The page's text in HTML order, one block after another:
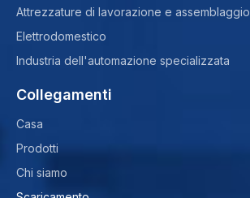
Attrezzature di lavorazione e assemblaggio
Elettrodomestico
Industria dell'automazione specializzata
Collegamenti
Casa
Prodotti
Chi siamo